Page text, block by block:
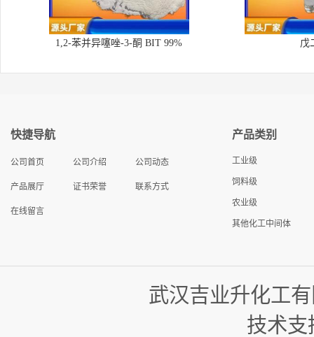
1,2-苯并异噻唑-3-酮 BIT 99% 戊
快捷导航
公司首页 公司介绍 公司动态
产品展厅 证书荣誉 联系方式
在线留言
产品类别
工业级
饲料级
农业级
其他化工中间体
武汉吉业升化工
技术